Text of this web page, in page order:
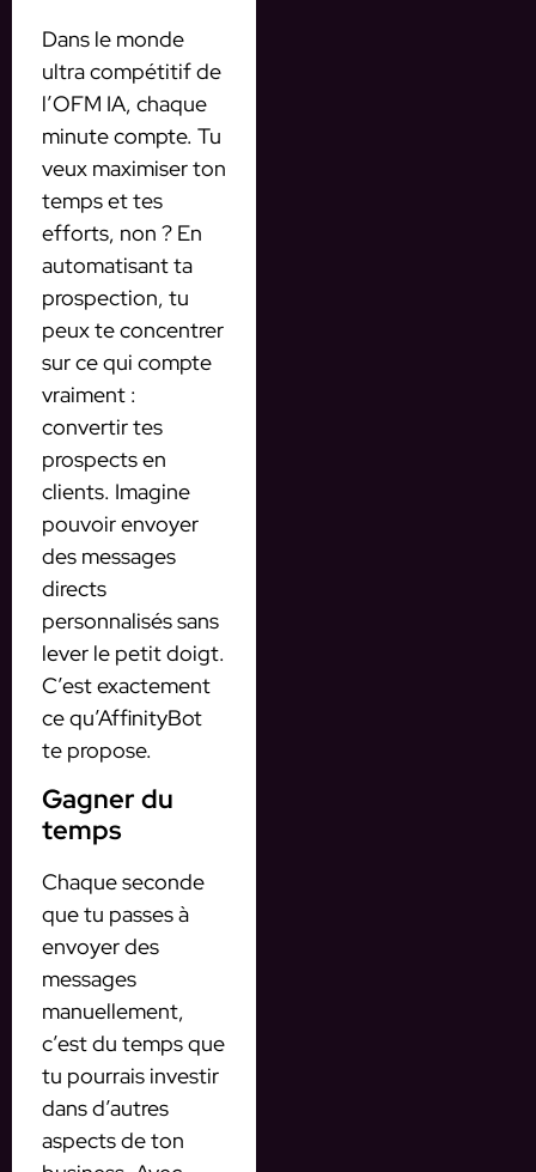
Dans le monde
ultra compétitif de
l’OFM IA, chaque
minute compte. Tu
veux maximiser ton
temps et tes
efforts, non ? En
automatisant ta
prospection, tu
peux te concentrer
sur ce qui compte
vraiment :
convertir tes
prospects en
clients. Imagine
pouvoir envoyer
des messages
directs
personnalisés sans
lever le petit doigt.
C’est exactement
ce qu’AffinityBot
te propose.
Gagner du
temps
Chaque seconde
que tu passes à
envoyer des
messages
manuellement,
c’est du temps que
tu pourrais investir
dans d’autres
aspects de ton